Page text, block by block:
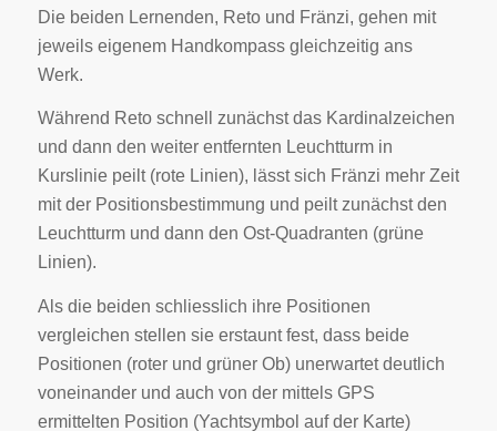
Die beiden Lernenden, Reto und Fränzi, gehen mit
jeweils eigenem Handkompass gleichzeitig ans
Werk.
Während Reto schnell zunächst das Kardinalzeichen
und dann den weiter entfernten Leuchtturm in
Kurslinie peilt (rote Linien), lässt sich Fränzi mehr Zeit
mit der Positionsbestimmung und peilt zunächst den
Leuchtturm und dann den Ost-Quadranten (grüne
Linien).
Als die beiden schliesslich ihre Positionen
vergleichen stellen sie erstaunt fest, dass beide
Positionen (roter und grüner Ob) unerwartet deutlich
voneinander und auch von der mittels GPS
ermittelten Position (Yachtsymbol auf der Karte)